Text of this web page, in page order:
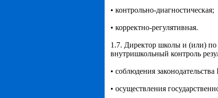
• контрольно-диагностическая;
• корректно-регулятивная.
1.7. Директор школы и (или) по
внутришкольный контроль
• соблюдения
• осуществления